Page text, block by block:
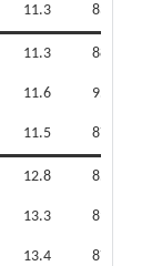
11.3 83.9
11.3 88.0
11.6 95.8
11.5 87.9
12.8 85.8
13.3 89.0
13.4 87.7